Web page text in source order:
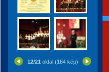
12/21 oldal (164 kép)